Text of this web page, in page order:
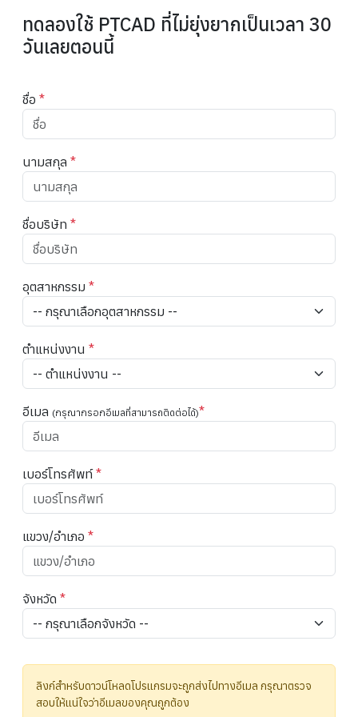
ทดลองใช้ PTCAD ที่ไม่ยุ่งยากเป็นเวลา 30
วันเลยตอนนี้
ชื่อ *
นามสกุล *
ชื่อบริษัท *
อุตสาหกรรม *
ตำแหน่งงาน *
อีเมล (กรุณากรอกอีเมลที่สามารถติดต่อได้)*
เบอร์โทรศัพท์*
แขวง/อำเภอ *
จังหวัด *
ลิงก์สำหรับดาวน์โหลดโปรแกรมจะถูกส่งไปทางอีเมล กรุณาตรวจ
สอบให้แน่ใจว่าอีเมลของคุณถูกต้อง